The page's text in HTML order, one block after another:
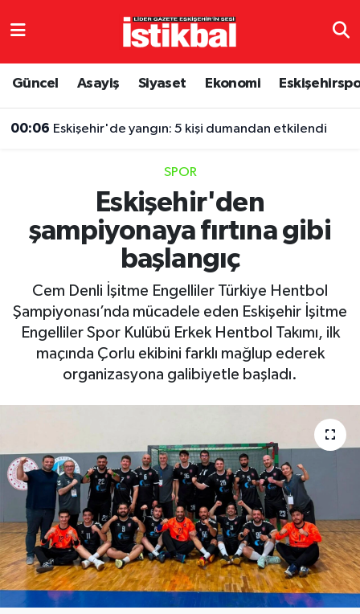
Güncel Asayiş Siyaset Ekonomi
00:06 Eskişehir'de yangın: 5 kişi dumandan etkilendi
SPOR
Eskişehir'den
şampiyonaya fırtına gibi
başlangıç
Cem Denli İşitme Engelliler Türkiye Hentbol
Şampiyonası’nda mücadele eden Eskişehir İşitme
Engelliler Spor Kulübü Erkek Hentbol Takımı, ilk
maçında Çorlu ekibini farklı mağlup ederek
organizasyona galibiyetle başladı.
Eskişehirspor
Spor
Ekonomi
Sağlık
Eskişehir Nöbetçi Eczaneler
TFF 3.Lig 4.Grup Puan Durumu ve Fikstür
Tüm Manşetler
Son Dakika Haberleri
Haber Arşivi